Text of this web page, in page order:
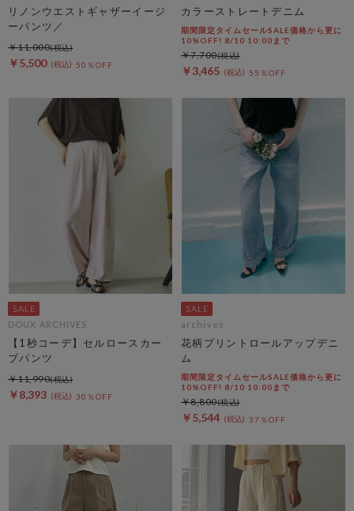
リノンウエストギャザーイージ
ーパンツ／
￥5,500 50％OFF
￥11,000
カラーストレートデニム
期間限定タイムセールSALE価格から更に
10%OFF! 8/10 10:00まで
￥3,465 55％OFF
￥7,700
DOUX ARCHIVES
【1秒コーデ】セルロースカー
ブパンツ
￥8,393 30％OFF
￥11,990
archives
花柄プリントロールアップデニ
ム
期間限定タイムセールSALE価格から更に
10%OFF! 8/10 10:00まで
￥5,544 37％OFF
￥8,800